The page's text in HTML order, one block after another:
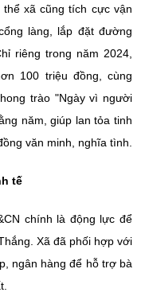
xã cũng tích cực vận
làng, lắp đặt đường
riêng trong năm 2024,
100 triệu đồng, cùng
trào "Ngày vì người
năm, giúp lan tỏa tinh
văn minh, nghĩa tình.
tế
chính là động lực để
Xã đã phối hợp với
ngân hàng để hỗ trợ bà